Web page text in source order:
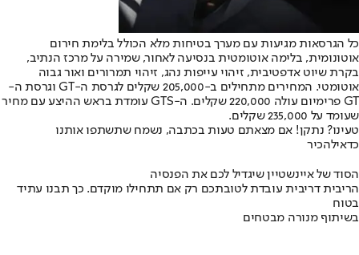
כל הגרסאות מגיעות עם מערך בטיחות מלא הכולל בלימת חירום
אוטונומית, בלימה אוטומטית בנסיעה לאחור, שמירה על מרכז הנתיב,
בקרת שיוט אדפטיבית, זיהוי עייפות נהג, זיהוי תמרורים ואור גבוה
אוטומטי. המחירים מתחילים ב-205,000 שקלים לגרסת ה-GT וגרסת ה-
GT פרימיום עולה 220,000 שקלים. ה-GTS עומדת בראש ההיצע עם מחיר
שעומד על 235,000 שקלים.
טעינו? נתקן! אם מצאתם טעות בכתבה, נשמח שתשתפו אותנו
כדאילהכיר
הסוד של איינשטיין שיגדיל לכם את הפנסיה
הריבית דריבית עובדת לטובתכם רק אם תתחילו מוקדם. כך תבנו עתיד
בטוח
בשיתוף מנורה מבטחים